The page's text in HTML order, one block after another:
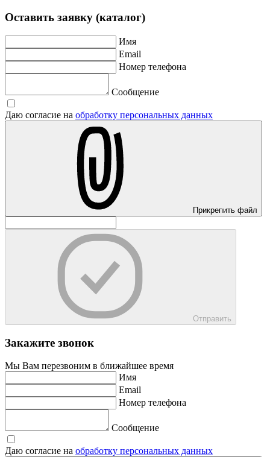
Оставить заявку (каталог)
Имя
Email
Номер телефона
Сообщение
Даю согласие на обработку персональных данных
Прикрепить файл
Отправить
Закажите звонок
Мы Вам перезвоним в ближайшее время
Имя
Email
Номер телефона
Сообщение
Даю согласие на обработку персональных данных